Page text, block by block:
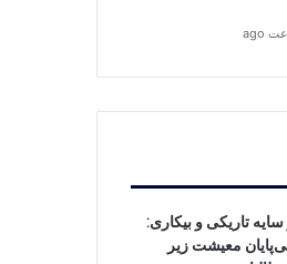
تاریکی و بیکاری:
معیشت زیر